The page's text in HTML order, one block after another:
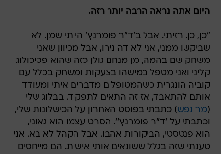
היום אתה נראה הרבה יותר רזה.
"כן, כן. רזיתי. אבל ב'ד"ר פומרנץ' הייתי שמן. לא
שביקשו ממני, אני לא דה נירו, אבל מכיוון שאני
משחק שם בהמה, מן מנחם גולן כזה שהוא פסיכולוג
קליני ואני מטפל במישהו בצעקות ומשחק בכלל עם
קוביה הונגרית כשהמטופלים מדברים איתי ומעודד
אותם להתאבד, אז זה התאים לתפקיד. בבלוג שלי
(מר נפש) כתבתי בפוסט האחרון על הכישלונות שלי,
וכתבתי על 'ד"ר פומרנץ''. הסרט עצמו הוא גאוני,
הוא פנטסטי, הביקורות אהבו. אבל הקהל לא בא. אני
טענתי שזה בגלל ששונאים אותי אישית. הם מייחסים